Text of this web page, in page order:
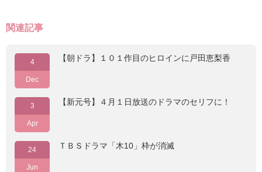
関連記事
4
Dec
【朝ドラ】１０１作目のヒロインに戸田恵梨香
3
Apr
【新元号】４月１日放送のドラマのセリフに！
24
Jun
ＴＢＳドラマ「木10」枠が消滅